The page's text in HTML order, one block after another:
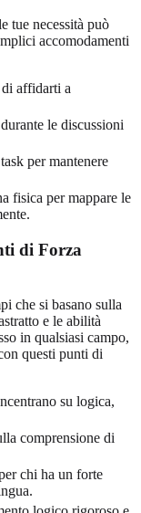
tue necessità può
accomodamenti
affidarti a
le discussioni
per mantenere
fisica per mappare le
di Forza
che si basano sulla
e le abilità
in qualsiasi campo,
questi punti di
su logica,
comprensione di
chi ha un forte